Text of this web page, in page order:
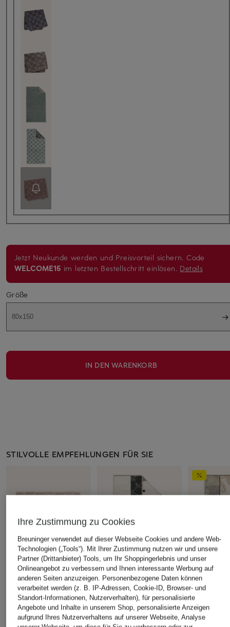
Jetzt Neukunde werden und Preisvorteil sichern. Code
WELCOME15 im letzten Bestellschritt einlösen. Details
Größe
80x150
IN DEN WARENKORB
STILVOLLE EMPFEHLUNGEN FÜR SIE
JOOP!
Duschtuch
CORNFLOWER
JOOP!
Duschtuch
64,95 €
+Aktionsrabatt
JOOP!
Duschtuch
Ihre Zustimmung zu Cookies
Breuninger verwendet auf dieser Webseite Cookies und andere Web-
Technologien („Tools“). Mit Ihrer Zustimmung nutzen wir und unsere
Partner (Drittanbieter) Tools, um Ihr Shoppingerlebnis und unser
Onlineangebot zu verbessern und Ihnen interessante Werbung auf
anderen Seiten anzuzeigen. Personenbezogene Daten können
verarbeitet werden (z. B. IP-Adressen, Cookie-ID, Browser- und
Standort-Informationen, Nutzerverhalten), für personalisierte
Angebote und Inhalte in unserem Shop, personalisierte Anzeigen
aufgrund Ihres Nutzerverhaltens auf unserer Webseite, Analyse